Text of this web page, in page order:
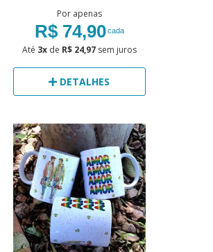
Por apenas
R$ 74,90cada
Até 3xde R$ 24,97sem juros
DETALHES